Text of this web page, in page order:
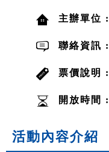
主辦單位 :
聯絡資訊 :
票價說明 :
開放時間 :
活動內容介紹